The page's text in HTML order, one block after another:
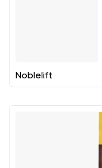
Noblelift